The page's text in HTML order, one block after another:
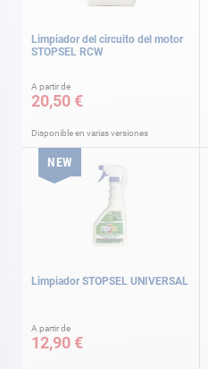
Limpiador del circuito del motor
STOPSEL RCW
A partir de
20,50 €
Disponible en varias versiones
NEW
Limpiador STOPSEL UNIVERSAL
A partir de
12,90 €